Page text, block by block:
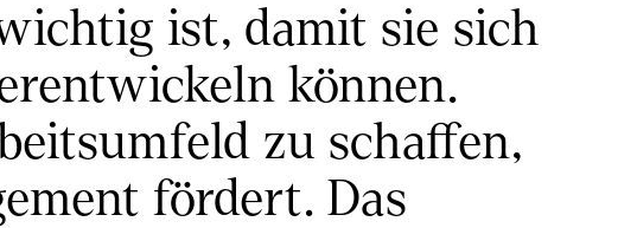
ist, damit sie sich
können.
zu schaffen,
fördert. Das